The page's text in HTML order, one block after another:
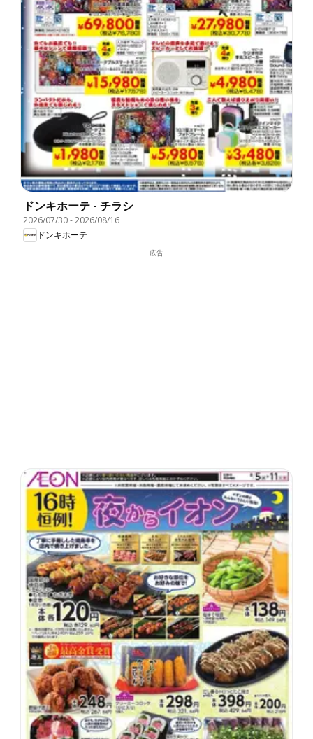
ドンキホーテ - チラシ
2026/07/30-2026/08/16
ドンキホーテ
広告